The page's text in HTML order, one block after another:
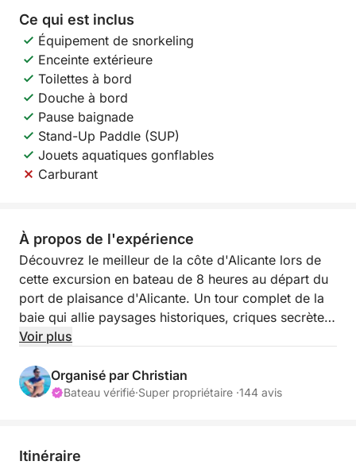
Ce qui est inclus
Équipement de snorkeling
Enceinte extérieure
Toilettes à bord
Douche à bord
Pause baignade
Stand-Up Paddle (SUP)
Jouets aquatiques gonflables
Carburant
À propos de l'expérience
Découvrez le meilleur de la côte d'Alicante lors de
cette excursion en bateau de 8 heures au départ du
port de plaisance d'Alicante. Un tour complet de la
baie qui allie paysages historiques, criques secrètes,
sports nautiques et moments de détente pour
Nous commencerons par longer l'emblématique
Bárbara. De là, nous mettrons le cap au nord pour
Voir plus
Organisé par Christian
Bateau vérifié·Super propriétaire ·144 avis
Itinéraire